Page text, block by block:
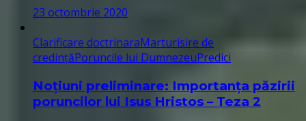
23 octombrie 2020
Clarificare doctrinaraMarturisire de
credințăPoruncile lui DumnezeuPredici
Noțiuni preliminare: Importanța păzirii
poruncilor lui Isus Hristos – Teza 2